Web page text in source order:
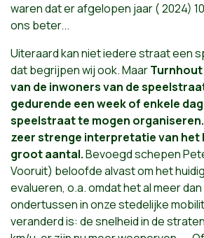
waren dat er afgelopen jaar ( 2024)
ons beter...
Uiteraard kan niet iedere straat een
dat begrijpen wij ook. Maar
van de inwoners van de
gedurende een week of enkele
speelstraat te mogen
zeer strenge interpretatie van het
groot aantal.Bevoegd schepen
Vooruit) beloofde alvast om het
evalueren, o.a. omdat het al meer dan
ondertussen in onze stedelijke
veranderd is: de snelheid in de